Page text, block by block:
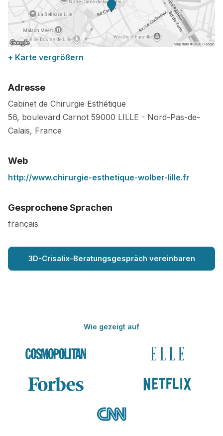
+ Karte vergrößern
Adresse
Cabinet de Chirurgie Esthétique
56, boulevard Carnot 59000 LILLE - Nord-Pas-de-
Calais, France
Web
http://www.chirurgie-esthetique-wolber-lille.fr
Gesprochene Sprachen
français
3D-Crisalix-Beratungsgespräch vereinbaren
Wie gezeigt auf